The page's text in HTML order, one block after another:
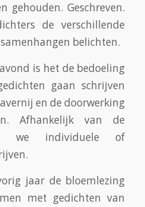
gehouden. Geschreven.
de verschillende
belichten.
is het de bedoeling
gaan schrijven
en de doorwerking
Afhankelijk van de
we individuele of
jaar de bloemlezing
met gedichten van